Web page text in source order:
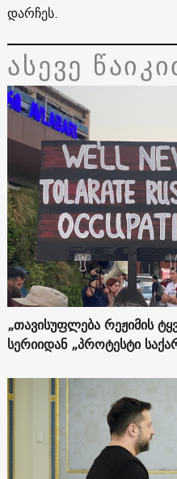
დარჩეს.
ასევე
„თავისუფლება რეჟიმის
სერიიდან „პროტესტი